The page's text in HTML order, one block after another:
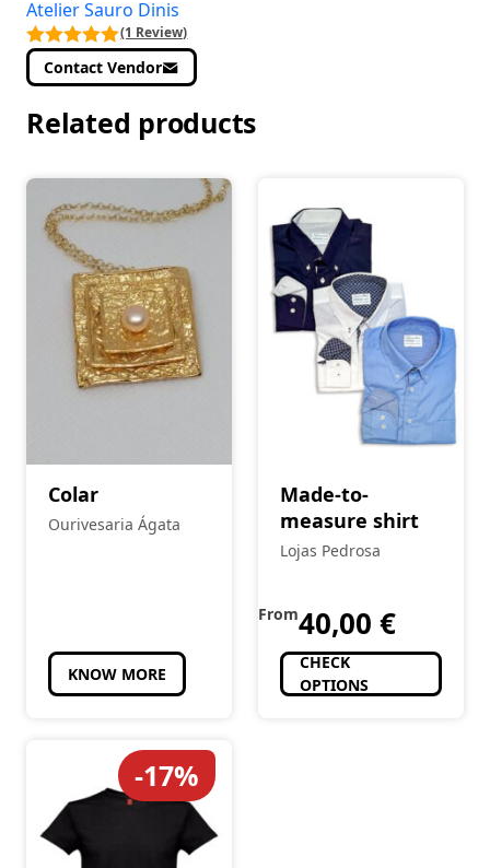
Atelier Sauro Dinis
(1 Review)
Contact Vendor
Related products
Colar
Ourivesaria Ágata
KNOW MORE
Made-to-
measure shirt
Lojas Pedrosa
From40,00 €
CHECK
OPTIONS
-17%